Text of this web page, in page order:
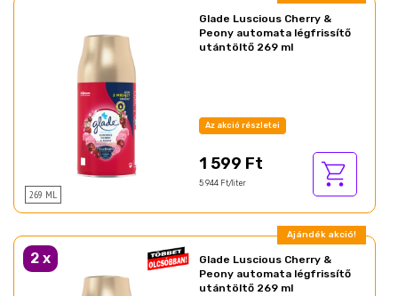
269 ML
Glade Luscious Cherry &
Peony automata légfrissítő
utántöltő 269 ml
Az akció részletei
1 599 Ft
5 944 Ft/liter
Ajándék akció!
2 x
Glade Luscious Cherry &
Peony automata légfrissítő
utántöltő 269 ml